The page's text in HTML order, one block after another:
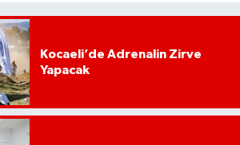
Kocaeli’de Adrenalin Zirve
Yapacak